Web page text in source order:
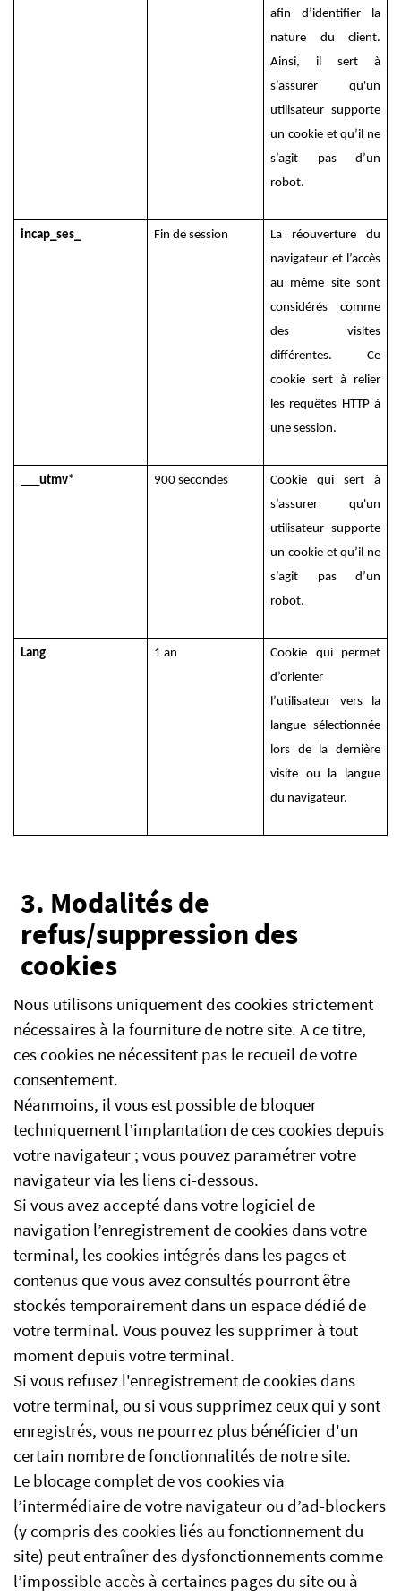
afin d’identifier la
nature du client.
Ainsi, il sert à
s’assurer qu'un
utilisateur supporte
un cookie et qu’il ne
s’agit pas d’un
robot.
incap_ses_ Fin de session
La réouverture du
navigateur et l’accès
au même site sont
considérés comme
des visites
différentes. Ce
cookie sert à relier
les requêtes HTTP à
une session.
___utmv* 900 secondes
Cookie qui sert à
s’assurer qu'un
utilisateur supporte
un cookie et qu’il ne
s’agit pas d’un
robot.
Lang 1 an
Cookie qui permet
d’orienter
l’utilisateur vers la
langue sélectionnée
lors de la dernière
visite ou la langue
du navigateur.
3. Modalités de
refus/suppression des
cookies
Nous utilisons uniquement des cookies strictement
nécessaires à la fourniture de notre site. A ce titre,
ces cookies ne nécessitent pas le recueil de votre
consentement.
Néanmoins, il vous est possible de bloquer
techniquement l’implantation de ces cookies depuis
votre navigateur ; vous pouvez paramétrer votre
navigateur via les liens ci-dessous.
Si vous avez accepté dans votre logiciel de
navigation l’enregistrement de cookies dans votre
terminal, les cookies intégrés dans les pages et
contenus que vous avez consultés pourront être
stockés temporairement dans un espace dédié de
votre terminal. Vous pouvez les supprimer à tout
moment depuis votre terminal.
Si vous refusez l'enregistrement de cookies dans
votre terminal, ou si vous supprimez ceux qui y sont
enregistrés, vous ne pourrez plus bénéficier d'un
certain nombre de fonctionnalités de notre site.
Le blocage complet de vos cookies via
l’intermédiaire de votre navigateur ou d’ad-blockers
(y compris des cookies liés au fonctionnement du
site) peut entraîner des dysfonctionnements comme
l’impossible accès à certaines pages du site ou à